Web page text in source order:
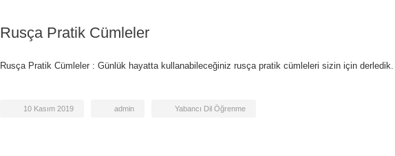
Rusça Pratik Cümleler
Rusça Pratik Cümleler : Günlük hayatta kullanabileceğiniz rusça pratik cümleleri sizin için derledik.
10 Kasım 2019 admin Yabancı Dil Öğrenme